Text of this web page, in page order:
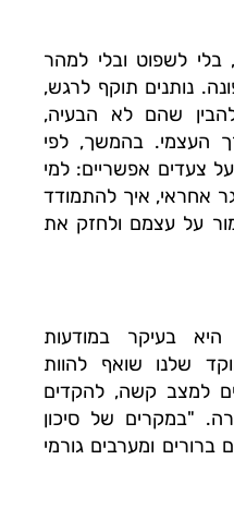
בלי לשפוט ובלי למהר
נותנים תוקף לרגש,
שהם לא הבעיה,
העצמי. בהמשך, לפי
צעדים אפשריים: למי
אחראי, איך להתמודד
על עצמם ולחזק את
היא בעיקר במודעות
שלנו שואף להוות
למצב קשה, להקדים
"במקרים של סיכון
ברורים ומערבים גורמי